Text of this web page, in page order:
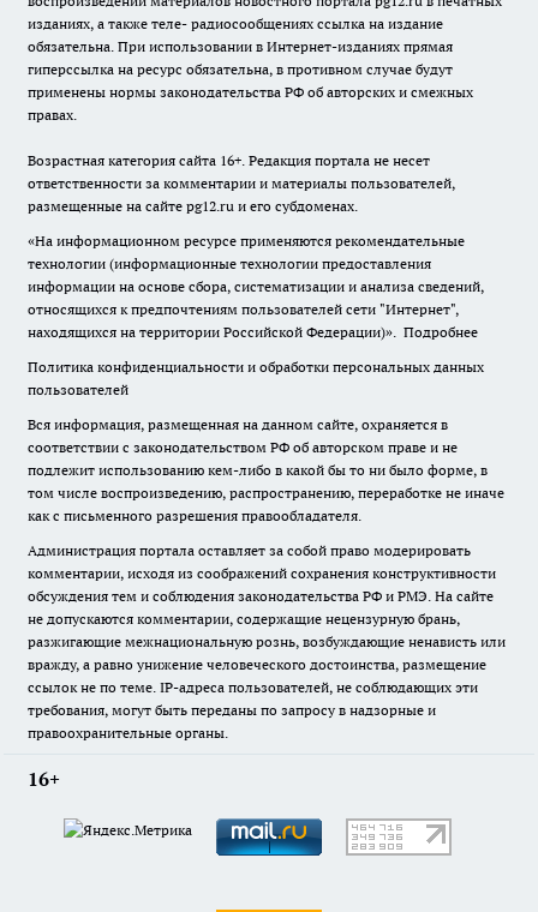
изданиях, а также теле- радиосообщениях ссылка на издание
обязательна. При использовании в Интернет-изданиях прямая
гиперссылка на ресурс обязательна, в противном случае будут
применены нормы законодательства РФ об авторских и смежных
правах.
Возрастная категория сайта 16+. Редакция портала не несет
ответственности за комментарии и материалы пользователей,
размещенные на сайте pg12.ru и его субдоменах.
«На информационном ресурсе применяются рекомендательные
технологии (информационные технологии предоставления
информации на основе сбора, систематизации и анализа сведений,
относящихся к предпочтениям пользователей сети "Интернет",
находящихся на территории Российской Федерации)». Подробнее
Политика конфиденциальности и обработки персональных данных
пользователей
Вся информация, размещенная на данном сайте, охраняется в
соответствии с законодательством РФ об авторском праве и не
подлежит использованию кем-либо в какой бы то ни было форме, в
том числе воспроизведению, распространению, переработке не иначе
как с письменного разрешения правообладателя.
Администрация портала оставляет за собой право модерировать
комментарии, исходя из соображений сохранения конструктивности
обсуждения тем и соблюдения законодательства РФ и РМЭ. На сайте
не допускаются комментарии, содержащие нецензурную брань,
разжигающие межнациональную рознь, возбуждающие ненависть или
вражду, а равно унижение человеческого достоинства, размещение
ссылок не по теме. IP-адреса пользователей, не соблюдающих эти
требования, могут быть переданы по запросу в надзорные и
правоохранительные органы.
16+